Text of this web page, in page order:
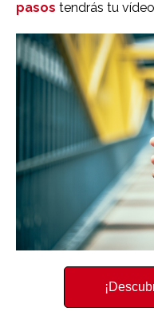
pasos tendrás tu